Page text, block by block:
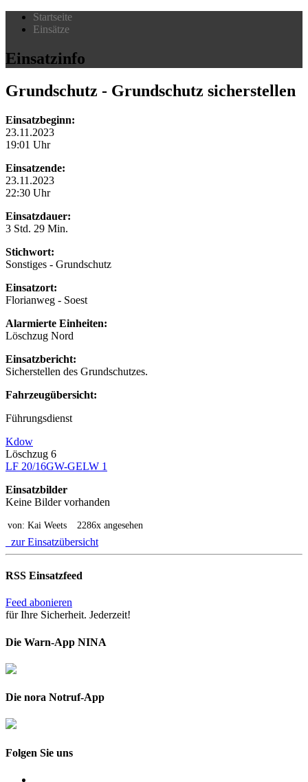
Startseite
Einsätze
Einsatzinfo
Grundschutz - Grundschutz sicherstellen
Einsatzbeginn:
23.11.2023
19:01 Uhr
Einsatzende:
23.11.2023
22:30 Uhr
Einsatzdauer:
3 Std. 29 Min.
Stichwort:
Sonstiges - Grundschutz
Einsatzort:
Florianweg - Soest
Alarmierte Einheiten:
Löschzug Nord
Einsatzbericht:
Sicherstellen des Grundschutzes.
Fahrzeugübersicht:
Führungsdienst
Kdow
Löschzug 6
LF 20/16GW-GELW 1
Einsatzbilder
Keine Bilder vorhanden
von: Kai Weets 2286x angesehen
zur Einsatzübersicht
RSS Einsatzfeed
Feed abonieren
für Ihre Sicherheit. Jederzeit!
Die Warn-App NINA
Die nora Notruf-App
Folgen Sie uns